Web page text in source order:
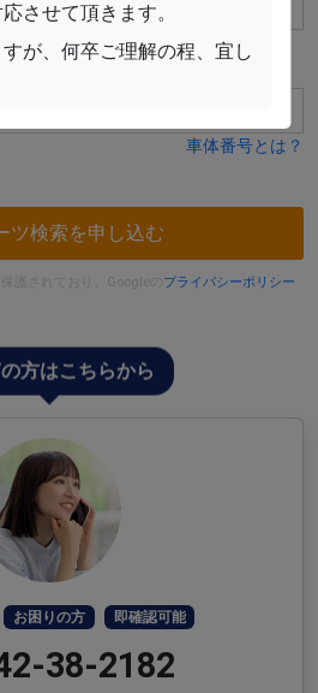
車体番号とは？
ツ検索を申し込む
護されており、Googleの プライバシーポリシー
方はこちらから
お困りの方 即確認可能
38-2182
させて頂きます。
が、何卒ご理解の程、宜し